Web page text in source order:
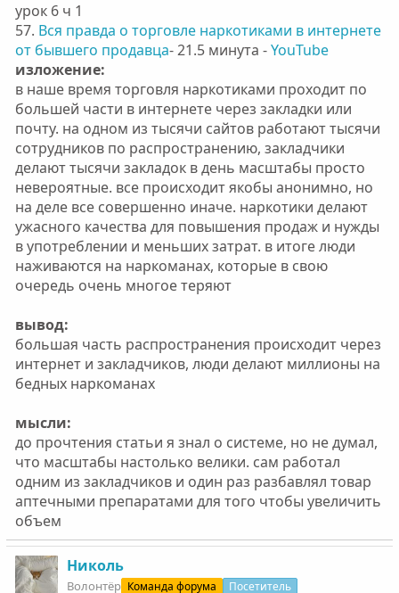
урок 6 ч 1
57. Вся правда о торговле наркотиками в интернете
от бывшего продавца- 21.5 минута -YouTube
изложение:
в наше время торговля наркотиками проходит по
большей части в интернете через закладки или
почту. на одном из тысячи сайтов работают тысячи
сотрудников по распространению, закладчики
делают тысячи закладок в день масштабы просто
невероятные. все происходит якобы анонимно, но
на деле все совершенно иначе. наркотики делают
ужасного качества для повышения продаж и нужды
в употреблении и меньших затрат. в итоге люди
наживаются на наркоманах, которые в свою
очередь очень многое теряют
вывод:
большая часть распространения происходит через
интернет и закладчиков, люди делают миллионы на
бедных наркоманах
мысли:
до прочтения статьи я знал о системе, но не думал,
что масштабы настолько велики. сам работал
одним из закладчиков и один раз разбавлял товар
аптечными препаратами для того чтобы увеличить
объем
Николь
Волонтëр Команда форума Посетитель